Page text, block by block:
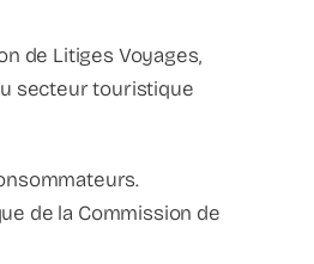
de Litiges Voyages,
secteur touristique
de la Commission de